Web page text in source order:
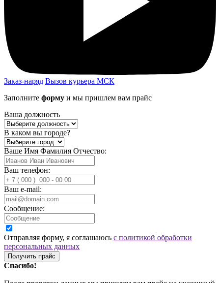
Заказ-наряд Вызов курьера МСК
Заполните форму и мы пришлем вам прайс
Ваша должность
В каком вы городе?
Ваше Имя Фамилия Отчество:
Ваш телефон:
Ваш e-mail:
Сообщение:
Отправляя форму, я соглашаюсь с политикой обработки
персональных данных
Получить прайс
Спасибо!